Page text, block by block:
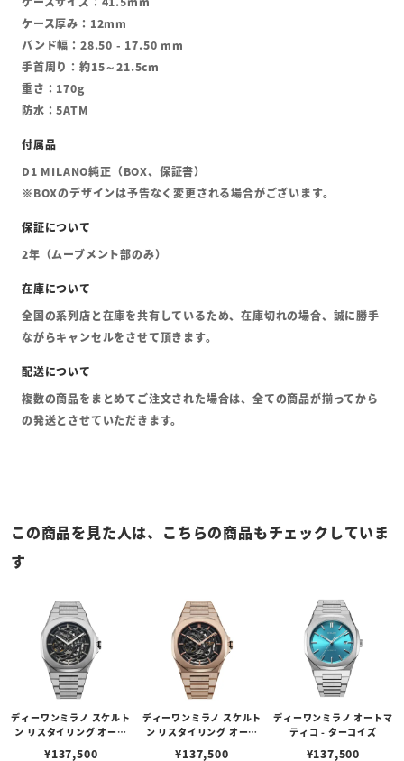
ケース厚み：12mm
バンド幅：28.50 - 17.50 mm
手首周り：約15～21.5cm
重さ：170g
防水：5ATM
D1 MILANO純正（BOX、保証書）
※BOXのデザインは予告なく変更される場合がございます。
2年（ムーブメント部のみ）
全国の系列店と在庫を共有しているため、在庫切れの場合、誠に勝手
ながらキャンセルをさせて頂きます。
複数の商品をまとめてご注文された場合は、全ての商品が揃ってから
の発送とさせていただきます。
この商品を見た人は、こちらの商品もチェックしていま
す
ディーワンミラノ スケルト
ン リスタイリング オート
¥137,500
ディーワンミラノ スケルト
ン リスタイリング オート
¥137,500
ディーワンミラノ オートマ
ティコ - ターコイズ
¥137,500